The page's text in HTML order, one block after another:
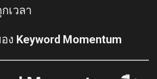
เวลา
ง Keyword Momentum